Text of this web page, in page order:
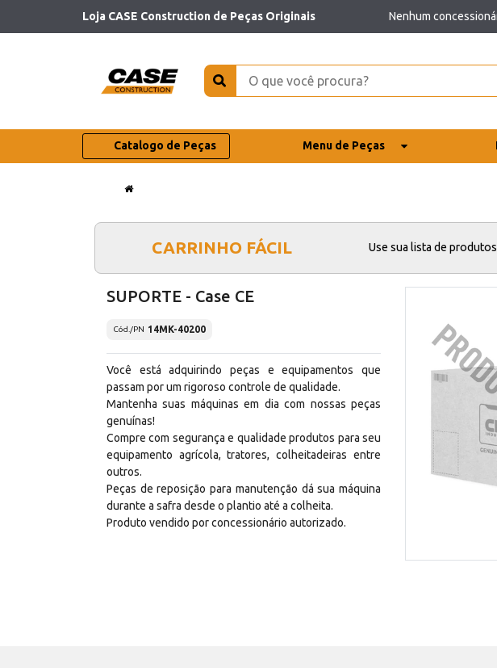
Loja CASE Construction de Peças Originais Nenhum
Catalogo de Peças Menu de Peças
CARRINHO FÁCIL Use sua lista de
SUPORTE - Case CE
Cód./PN 14MK-40200
Você está adquirindo peças e equipamentos que
passam por um rigoroso controle de qualidade.
Mantenha suas máquinas em dia com nossas peças
genuínas!
Compre com segurança e qualidade produtos para seu
equipamento agrícola, tratores, colheitadeiras entre
outros.
Peças de reposição para manutenção dá sua máquina
durante a safra desde o plantio até a colheita.
Produto vendido por concessionário autorizado.